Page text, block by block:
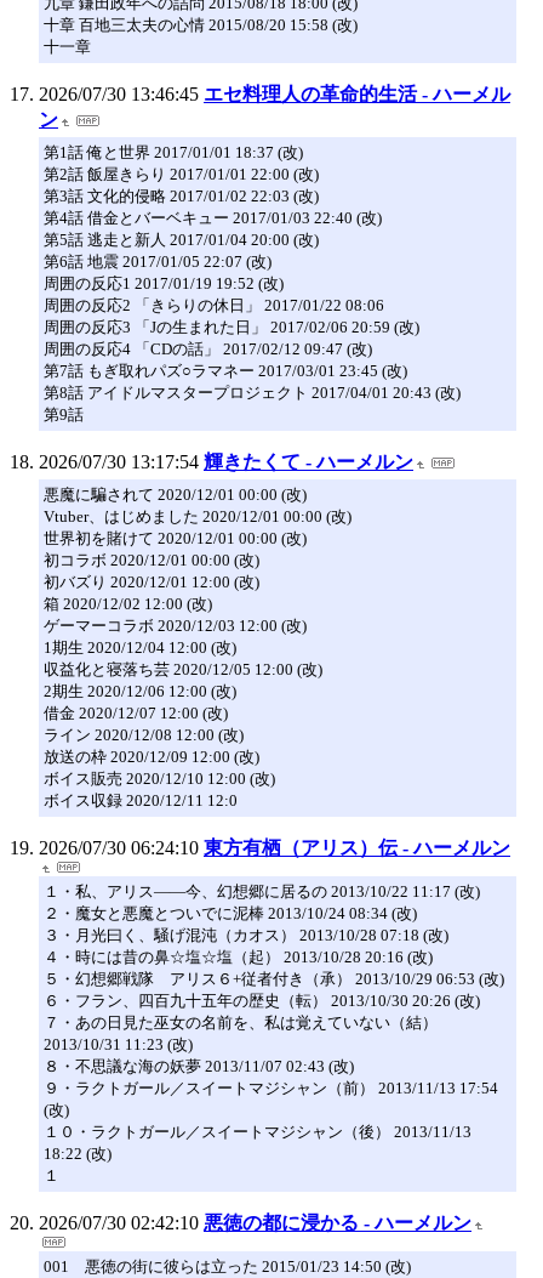
十章 百地三太夫の心情 2015/08/20 15:58 (改)
十一章
2026/07/30 13:46:45 エセ料理人の革命的生活 - ハーメル
ン
第1話 俺と世界 2017/01/01 18:37 (改)
第2話 飯屋きらり 2017/01/01 22:00 (改)
第3話 文化的侵略 2017/01/02 22:03 (改)
第4話 借金とバーベキュー 2017/01/03 22:40 (改)
第5話 逃走と新人 2017/01/04 20:00 (改)
第6話 地震 2017/01/05 22:07 (改)
周囲の反応1 2017/01/19 19:52 (改)
周囲の反応2 「きらりの休日」 2017/01/22 08:06
周囲の反応3 「Jの生まれた日」 2017/02/06 20:59 (改)
周囲の反応4 「CDの話」 2017/02/12 09:47 (改)
第7話 もぎ取れパズ○ラマネー 2017/03/01 23:45 (改)
第8話 アイドルマスタープロジェクト 2017/04/01 20:43 (改)
第9話
2026/07/30 13:17:54 輝きたくて - ハーメルン
悪魔に騙されて 2020/12/01 00:00 (改)
Vtuber、はじめました 2020/12/01 00:00 (改)
世界初を賭けて 2020/12/01 00:00 (改)
初コラボ 2020/12/01 00:00 (改)
初バズり 2020/12/01 12:00 (改)
箱 2020/12/02 12:00 (改)
ゲーマーコラボ 2020/12/03 12:00 (改)
1期生 2020/12/04 12:00 (改)
収益化と寝落ち芸 2020/12/05 12:00 (改)
2期生 2020/12/06 12:00 (改)
借金 2020/12/07 12:00 (改)
ライン 2020/12/08 12:00 (改)
放送の枠 2020/12/09 12:00 (改)
ボイス販売 2020/12/10 12:00 (改)
ボイス収録 2020/12/11 12:0
2026/07/30 06:24:10 東方有栖（アリス）伝 - ハーメルン
１・私、アリス――今、幻想郷に居るの 2013/10/22 11:17 (改)
２・魔女と悪魔とついでに泥棒 2013/10/24 08:34 (改)
３・月光曰く、騒げ混沌（カオス） 2013/10/28 07:18 (改)
４・時には昔の鼻☆塩☆塩（起） 2013/10/28 20:16 (改)
５・幻想郷戦隊 アリス６+従者付き（承） 2013/10/29 06:53 (改)
６・フラン、四百九十五年の歴史（転） 2013/10/30 20:26 (改)
７・あの日見た巫女の名前を、私は覚えていない（結）
2013/10/31 11:23 (改)
８・不思議な海の妖夢 2013/11/07 02:43 (改)
９・ラクトガール／スイートマジシャン（前） 2013/11/13 17:54
(改)
１０・ラクトガール／スイートマジシャン（後） 2013/11/13
18:22 (改)
１
2026/07/30 02:42:10 悪徳の都に浸かる - ハーメルン
001 悪徳の街に彼らは立った 2015/01/23 14:50 (改)